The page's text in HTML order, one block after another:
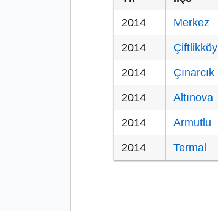
2014
Merkez
2014 Çiftlikköy
2014 Çınarcık
2014 Altınova
2014 Armutlu
2014 Termal